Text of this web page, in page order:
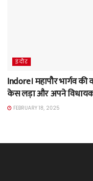
इंदौर
Indore। महापौर भार्गव
केस लड़ा और अपने विधायक
FEBRUARY 18, 2025